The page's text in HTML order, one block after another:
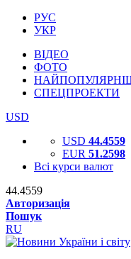
РУС
УКР
ВІДЕО
ФОТО
СПЕЦПРОЕКТИ
USD
USD 44.4559
EUR 51.2598
Всі курси валют
44.4559
Авторизація
Пошук
RU